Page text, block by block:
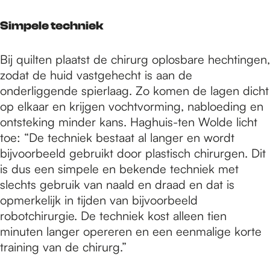
Simpele techniek
Bij quilten plaatst de chirurg oplosbare hechtingen,
zodat de huid vastgehecht is aan de
onderliggende spierlaag. Zo komen de lagen dicht
op elkaar en krijgen vochtvorming, nabloeding en
ontsteking minder kans. Haghuis-ten Wolde licht
toe: “De techniek bestaat al langer en wordt
bijvoorbeeld gebruikt door plastisch chirurgen. Dit
is dus een simpele en bekende techniek met
slechts gebruik van naald en draad en dat is
opmerkelijk in tijden van bijvoorbeeld
robotchirurgie. De techniek kost alleen tien
minuten langer opereren en een eenmalige korte
training van de chirurg.”